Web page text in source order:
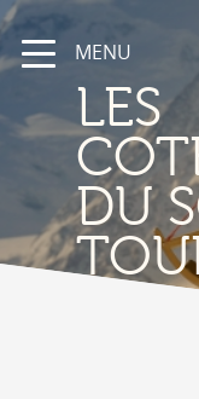
MENU
LES
DU